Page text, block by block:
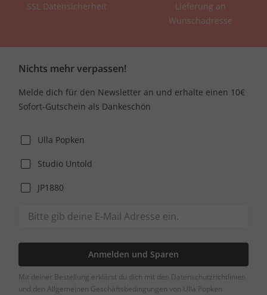
SSL Datensicherheit
Lieferung an
Wunschadresse
Nichts mehr verpassen!
Melde dich für den Newsletter an und erhalte einen 10€
Sofort-Gutschein als Dankeschön
Ulla Popken
Studio Untold
JP1880
Anmelden und Sparen
Mit deiner Bestellung erklärst du dich mit den Datenschutzrichtlinien
und den Allgemeinen Geschäftsbedingungen von Ulla Popken